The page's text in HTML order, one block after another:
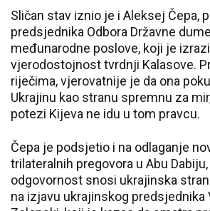
Sličan stav iznio je i Aleksej Čepa,
predsjednika Odbora Državne
međunarodne poslove, koji je
vjerodostojnost tvrdnji Kalasove.
riječima, vjerovatnije je da ona
Ukrajinu kao stranu spremnu za
potezi Kijeva ne idu u tom pravcu.
Čepa je podsjetio i na odlaganje
trilateralnih pregovora u Abu
odgovornost snosi ukrajinska
na izjavu ukrajinskog predsjednika